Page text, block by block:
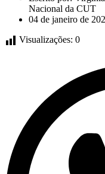
Nacional da CUT
04 de janeiro de
Visualizações: 0